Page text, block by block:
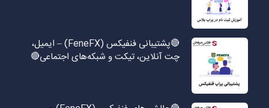
🔴پشتیبانی فنفیکس (FeneFX) – ایمیل،
چت آنلاین، تیکت و شبکه‌های اجتماعی🔴